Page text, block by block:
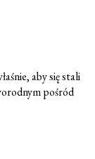
aby się stali
pośród